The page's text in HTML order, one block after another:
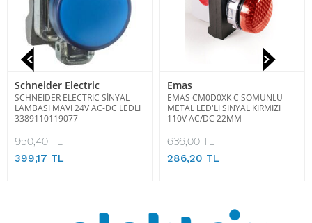
Schneider Electric
SCHNEIDER ELECTRIC SİNYAL
LAMBASI MAVİ 24V AC-DC LEDLİ
3389110119077
950,40 TL
399,17 TL
Emas
EMAS CM0D0XK C SOMUNLU
METAL LED'Lİ SİNYAL KIRMIZI
110V AC/DC 22MM
636,00 TL
286,20 TL